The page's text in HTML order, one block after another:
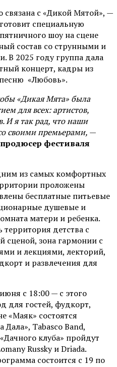
связана с «Дикой Мятой», —
специальную
шоу на сцене
состав со струнными и
В 2025 году группа дала
концерт, кадры из
«Любовь».
«Дикая Мята» была
для всех: артистов,
И я так рад, что наши
своими премьерами, —
фестиваля
из самых комфортных
проложены
бесплатные питьевые
душевые и
матери и ребенка.
территория детства с
сценой, зона гармонии с
и лекциями, лекторий,
и развлечения для
с 18:00 — с этого
для гостей, фудкорт,
«Маяк» состоятся
Дала», Tabasco Band,
клуба» пройдут
Russky и Driada.
состоится с 19 по